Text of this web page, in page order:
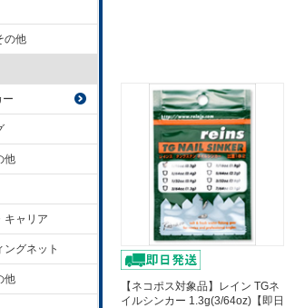
【ネコポス対象品】レイン TGネ
イルシンカー 1.3g(3/64oz)【即日
の他
ー
他
キャリア
ングネット
他